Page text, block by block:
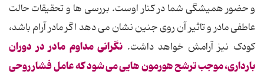
و حضور همیشگی شما در کنار اوست. بررسی ها و تحقیقات حالت
عاطفی مادر و تاثیر آن روی جنین نشان می دهد اگر مادر آرام باشد،
کودک نیز آرامش خواهد داشت. نگرانی مداوم مادر در دوران
بارداری، موجب ترشح هورمون هایی می شود که عامل فشار روحی